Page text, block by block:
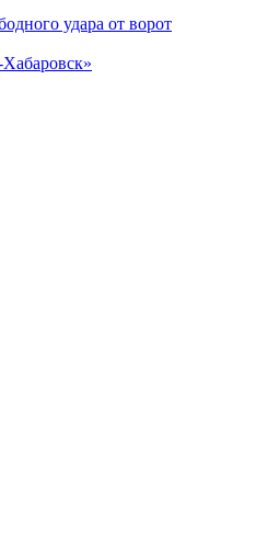
удара от ворот